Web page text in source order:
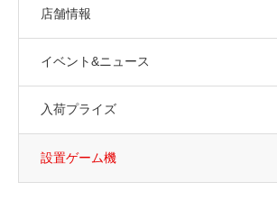
店舗情報
イベント&ニュース
入荷プライズ
設置ゲーム機